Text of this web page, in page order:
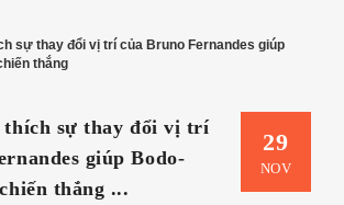
29
NOV
sự thay đổi vị trí
giúp Bodo-
thắng ...